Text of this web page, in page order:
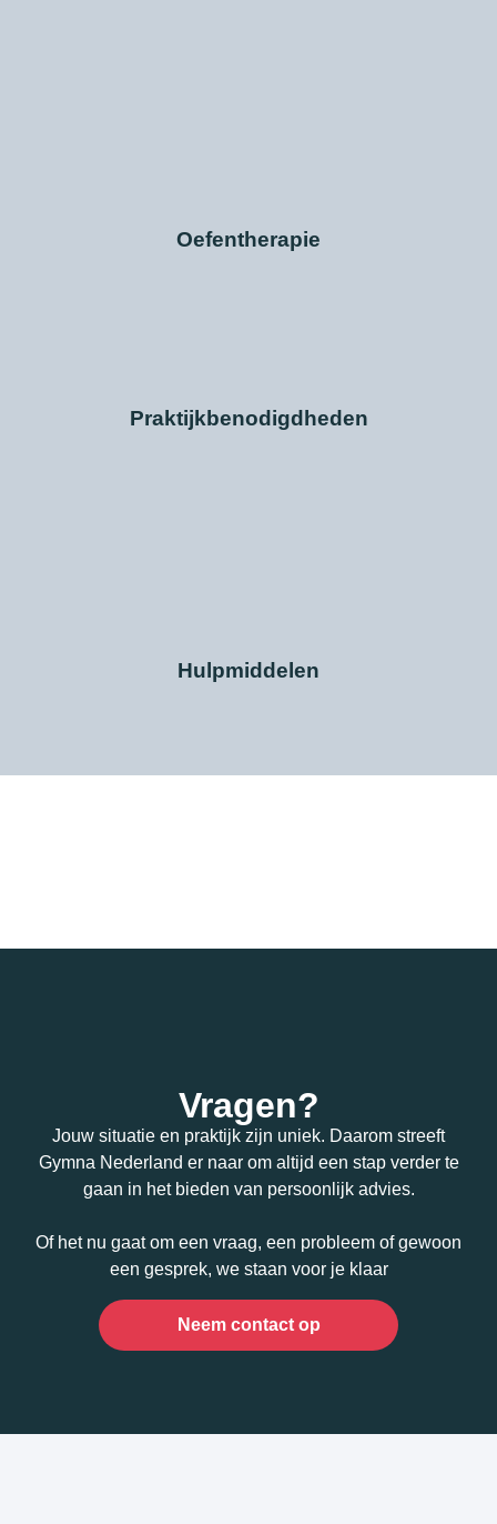
Oefentherapie
Praktijkbenodigdheden
Hulpmiddelen
Vragen?
Jouw situatie en praktijk zijn uniek. Daarom streeft
Gymna Nederland er naar om altijd een stap verder te
gaan in het bieden van persoonlijk advies.
Of het nu gaat om een vraag, een probleem of gewoon
een gesprek, we staan voor je klaar
Neem contact op